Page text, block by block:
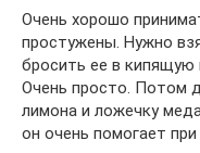
Очень хорошо
простужены. Нужно
бросить ее в кипящую
Очень просто. Потом
лимона и ложечку
он очень помогает